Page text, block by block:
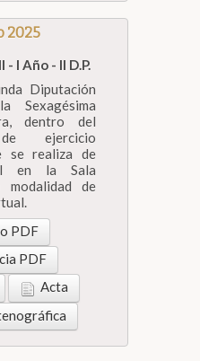
2025
- I Año - II D.P.
Diputación
Sexagésima
dentro del
ejercicio
se realiza de
en la Sala
de
PDF
PDF
Acta